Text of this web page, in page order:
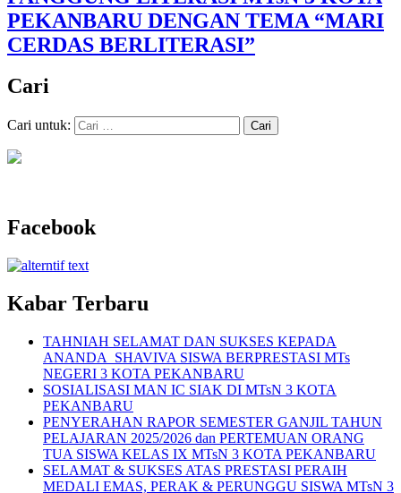
PEKANBARU DENGAN TEMA “MARI
CERDAS BERLITERASI”
Cari
Cari untuk:
Facebook
Kabar Terbaru
TAHNIAH SELAMAT DAN SUKSES KEPADA
ANANDA SHAVIVA SISWA BERPRESTASI MTs
NEGERI 3 KOTA PEKANBARU
SOSIALISASI MAN IC SIAK DI MTsN 3 KOTA
PEKANBARU
PENYERAHAN RAPOR SEMESTER GANJIL TAHUN
PELAJARAN 2025/2026 dan PERTEMUAN ORANG
TUA SISWA KELAS IX MTsN 3 KOTA PEKANBARU
SELAMAT & SUKSES ATAS PRESTASI PERAIH
MEDALI EMAS, PERAK & PERUNGGU SISWA MTsN 3